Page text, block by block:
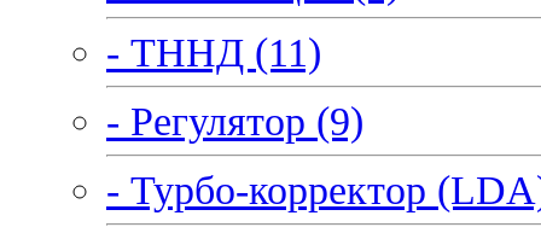
- ТННД (11)
- Регулятор (9)
- Турбо-корректор